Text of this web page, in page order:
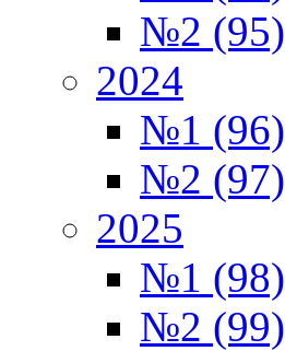
№2 (95)
2024
№1 (96)
№2 (97)
2025
№1 (98)
№2 (99)